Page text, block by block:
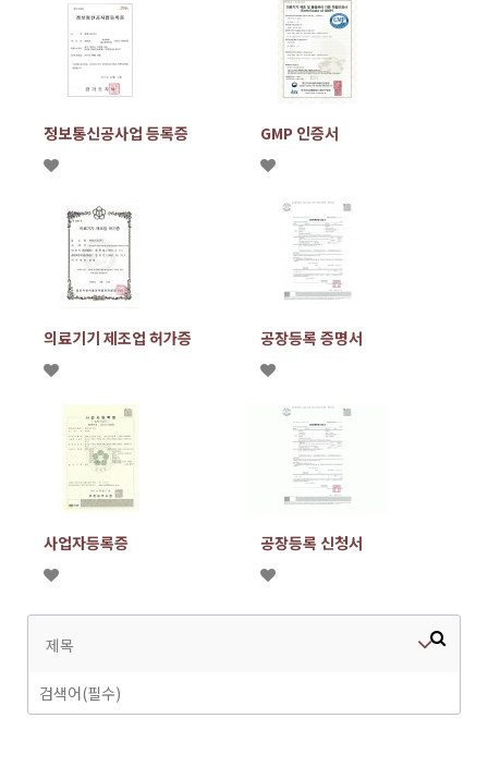
정보통신공사업 등록증 GMP 인증서
의료기기 제조업 허가증 공장등록 증명서
사업자등록증 공장등록 신청서
제목